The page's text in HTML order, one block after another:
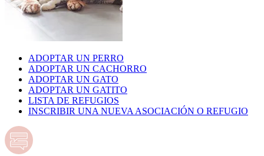
ADOPTAR UN PERRO
ADOPTAR UN CACHORRO
ADOPTAR UN GATO
ADOPTAR UN GATITO
LISTA DE REFUGIOS
INSCRIBIR UNA NUEVA ASOCIACIÓN O REFUGIO